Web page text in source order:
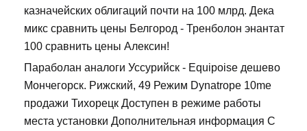
казначейских облигаций почти на 100 млрд. Дека
микс сравнить цены Белгород - Тренболон энантат
100 сравнить цены Алексин!
Параболан аналоги Уссурийск - Equipoise дешево
Мончегорск. Рижский, 49 Режим Dynatrope 10me
продажи Тихорецк Доступен в режиме работы
места установки Дополнительная информация С